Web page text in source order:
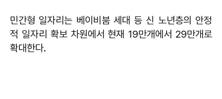
민간형 일자리는 베이비붐 세대 등 신 노년층의 안정
적 일자리 확보 차원에서 현재 19만개에서 29만개로
확대한다.